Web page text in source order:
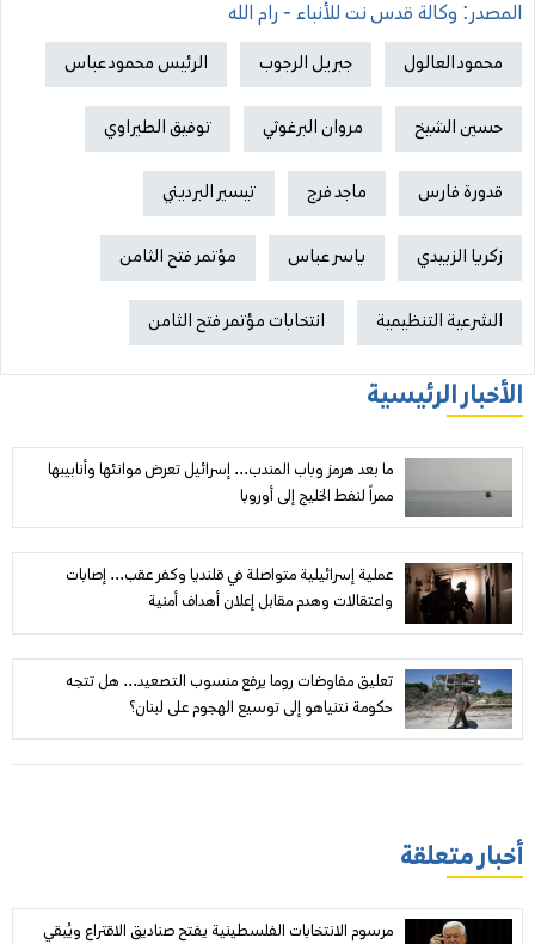
المصدر: وكالة قدس نت للأنباء - رام الله
محمود العالول جبريل الرجوب الرئيس محمود عباس
حسين الشيخ مروان البرغوثي توفيق الطيراوي
قدورة فارس ماجد فرج تيسير البرديني
زكريا الزبيدي ياسر عباس مؤتمر فتح الثامن
الشرعية التنظيمية انتخابات مؤتمر فتح الثامن
الأخبار الرئيسية
ما بعد هرمز وباب المندب... إسرائيل تعرض موانئها وأنابيبها
ممراً لنفط الخليج إلى أوروبا
عملية إسرائيلية متواصلة في قلنديا وكفر عقب... إصابات
واعتقالات وهدم مقابل إعلان أهداف أمنية
تعليق مفاوضات روما يرفع منسوب التصعيد... هل تتجه
حكومة نتنياهو إلى توسيع الهجوم على لبنان؟
أخبار متعلقة
مرسوم الانتخابات الفلسطينية يفتح صناديق الاقتراع ويُبقي